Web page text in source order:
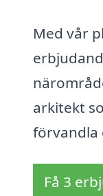
Med vår
arkitekt
förvandla
Få 3